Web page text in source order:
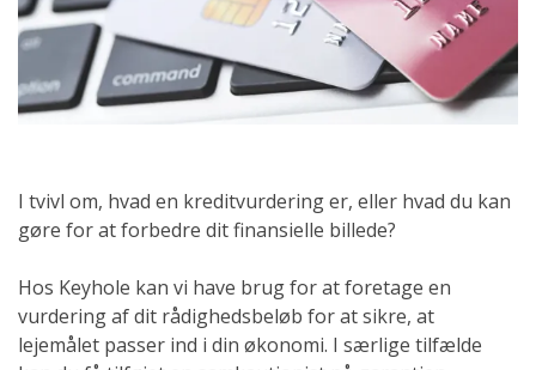
I tvivl om, hvad en kreditvurdering er, eller hvad du kan
gøre for at forbedre dit finansielle billede?
Hos Keyhole kan vi have brug for at foretage en
vurdering af dit rådighedsbeløb for at sikre, at
lejemålet passer ind i din økonomi. I særlige tilfælde